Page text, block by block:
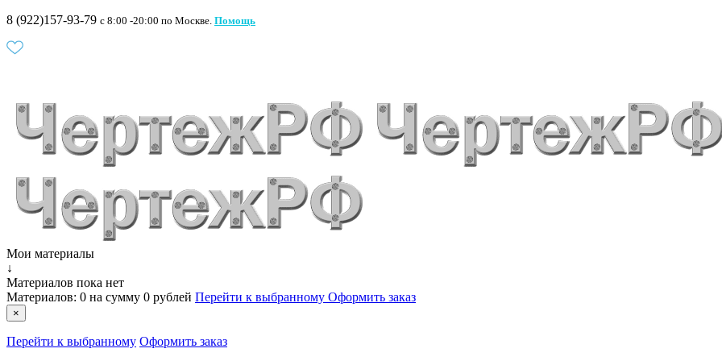
8 (922)157-93-79 c 8:00 -20:00 по Москве. Помощь
Мои материалы
↓
Материалов пока нет
Материалов: 0 на сумму 0 рублей Перейти к выбранному Оформить заказ
×
Перейти к выбранному Оформить заказ